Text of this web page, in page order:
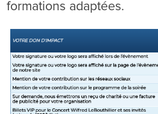
formations adaptées.